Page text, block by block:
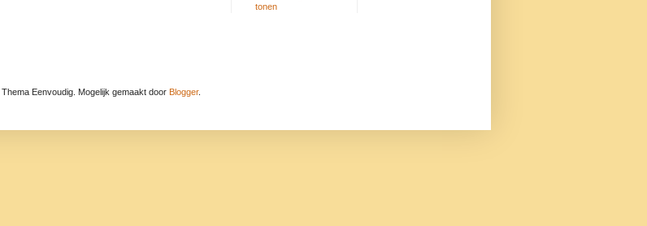
tonen
Thema Eenvoudig. Mogelijk gemaakt door Blogger.